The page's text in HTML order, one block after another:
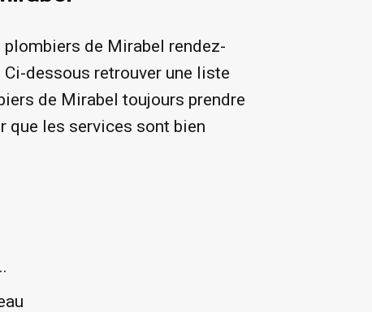
de Mirabel rendez-
dessous retrouver une liste
de Mirabel toujours prendre
que les services sont bien